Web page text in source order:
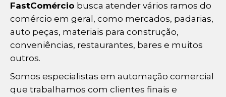
FastComércio busca atender vários ramos do
comércio em geral, como mercados, padarias,
auto peças, materiais para construção,
conveniências, restaurantes, bares e muitos
outros.
Somos especialistas em automação comercial
que trabalhamos com clientes finais e